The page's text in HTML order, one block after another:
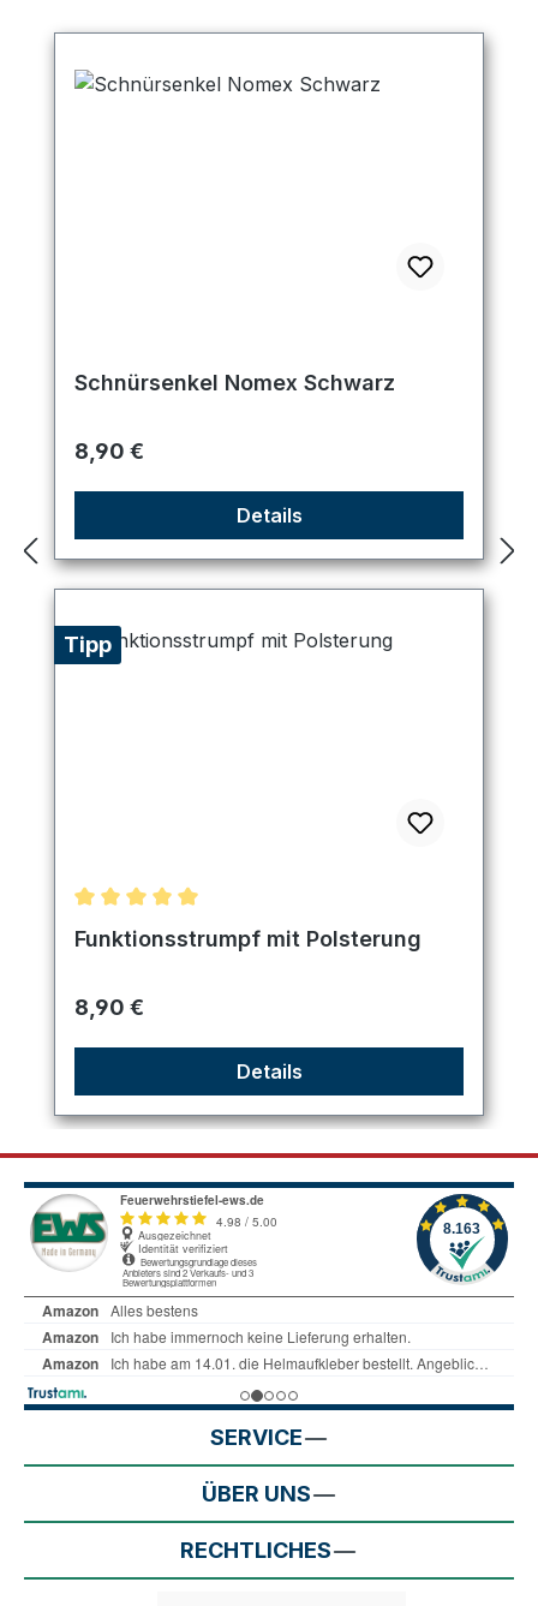
Schnürsenkel Nomex Schwarz
Regulärer Preis:
8,90 €
Details
Tipp
Durchschnittliche Bewertung von 5 von 5 Sternen
Funktionsstrumpf mit Polsterung
Regulärer Preis:
8,90 €
Details
SERVICE
ÜBER UNS
RECHTLICHES